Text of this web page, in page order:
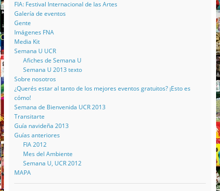
FIA: Festival Internacional de las Artes
Galería de eventos
Gente
Imágenes FNA
Media Kit
Semana U UCR
Afiches de Semana U
Semana U 2013 texto
Sobre nosotros
¿Querés estar al tanto de los mejores eventos gratuitos? ¡Esto es
cómo!
Semana de Bienvenida UCR 2013
Transitarte
Guía navideña 2013
Guías anteriores
FIA 2012
Mes del Ambiente
Semana U, UCR 2012
MAPA